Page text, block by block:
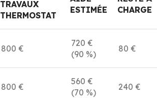
TRAVAUX
THERMOSTAT
ESTIMÉE
CHARGE
800 €
720 €
(90 %)
80 €
800 €
560 €
(70 %)
240 €